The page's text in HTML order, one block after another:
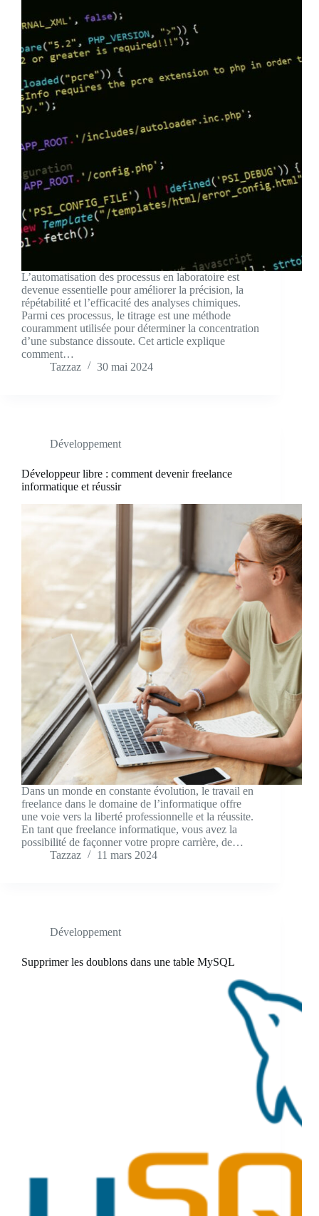
L’automatisation des processus en laboratoire est
devenue essentielle pour améliorer la précision, la
répétabilité et l’efficacité des analyses chimiques.
Parmi ces processus, le titrage est une méthode
couramment utilisée pour déterminer la concentration
d’une substance dissoute. Cet article explique
comment…
Tazzaz
30 mai 2024
Développement
Développeur libre : comment devenir freelance
informatique et réussir
Dans un monde en constante évolution, le travail en
freelance dans le domaine de l’informatique offre
une voie vers la liberté professionnelle et la réussite.
En tant que freelance informatique, vous avez la
possibilité de façonner votre propre carrière, de…
Tazzaz
11 mars 2024
Développement
Supprimer les doublons dans une table MySQL